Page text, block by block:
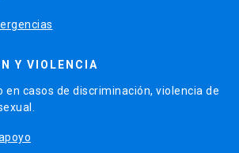
Y VIOLENCIA
en casos de discriminación, violencia de